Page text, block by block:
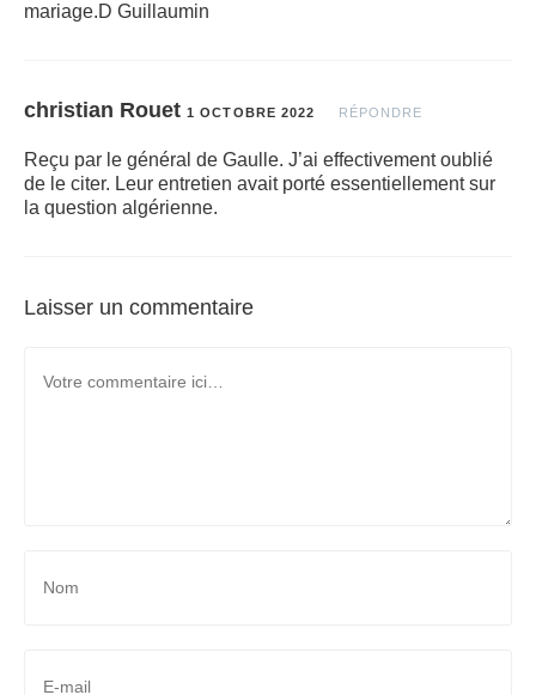
mariage.D Guillaumin
christian Rouet 1 OCTOBRE 2022 RÉPONDRE
Reçu par le général de Gaulle. J’ai effectivement oublié
de le citer. Leur entretien avait porté essentiellement sur
la question algérienne.
Laisser un commentaire